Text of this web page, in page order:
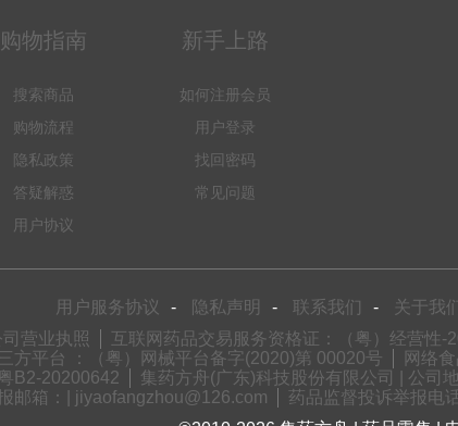
购物指南
搜索商品
购物流程
隐私政策
答疑解惑
用户协议
新手上路
如何注册会员
用户登录
找回密码
常见问题
用户服务协议 - 隐私声明 - 联系我们 - 关于我
司营业执照 互联网药品交易服务资格证：（粤）经营性-
方平台 ：（粤）网械平台备字(2020)第 00020号
网络
B2-20200642
集药方舟(广东)科技股份有限公司 | 公司
邮箱：| jiyaofangzhou@126.com
药品监督投诉举报电